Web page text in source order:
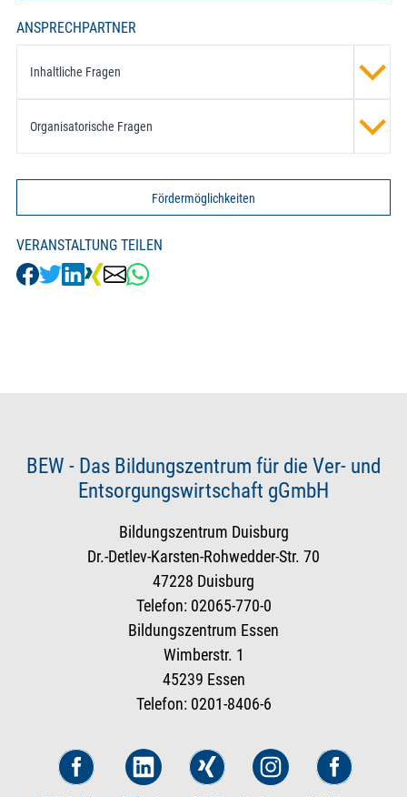
ANSPRECHPARTNER
Inhaltliche Fragen
Organisatorische Fragen
Fördermöglichkeiten
VERANSTALTUNG TEILEN
BEW - Das Bildungszentrum für die Ver- und
Entsorgungswirtschaft gGmbH
Bildungszentrum Duisburg
Dr.-Detlev-Karsten-Rohwedder-Str. 70
47228 Duisburg
Telefon: 02065-770-0
Bildungszentrum Essen
Wimberstr. 1
45239 Essen
Telefon: 0201-8406-6